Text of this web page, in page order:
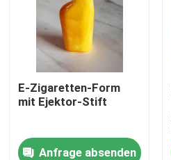
E-Zigaretten-Form
mit Ejektor-Stift
Anfrage absenden